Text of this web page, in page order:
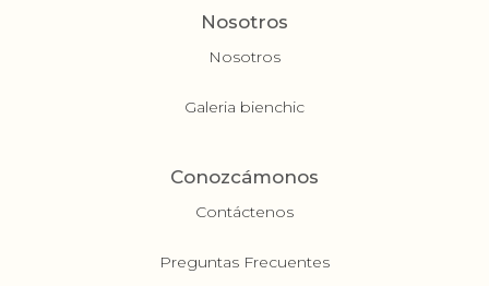
Nosotros
Nosotros
Galeria bienchic
Conozcámonos
Contáctenos
Preguntas Frecuentes